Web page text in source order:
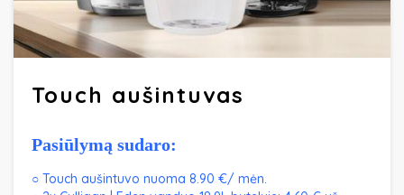
Touch aušintuvas
Pasiūlymą sudaro:
○ Touch aušintuvo nuoma 8.90 €/ mėn.